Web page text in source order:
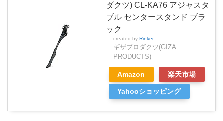
ダクツ) CL-KA76 アジャスタ
ブル センタースタンド ブラ
ック
created by Rinker
ギザプロダクツ(GIZA
PRODUCTS)
Amazon 楽天市場
Yahooショッピング